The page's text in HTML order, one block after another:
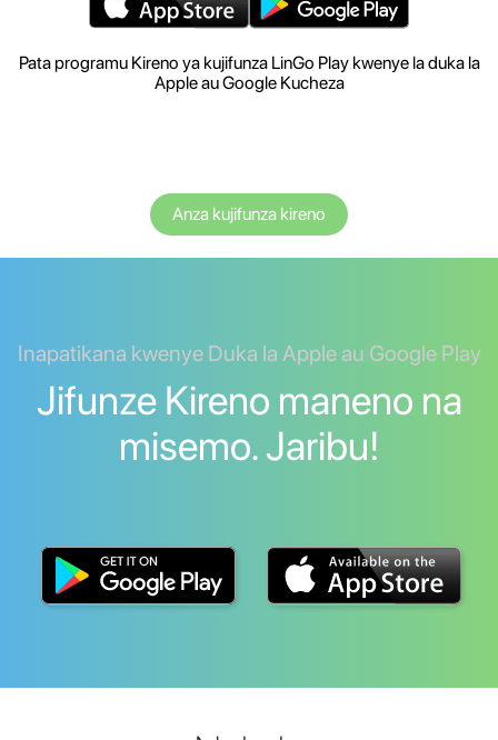
Pata programu Kireno ya kujifunza LinGo Play kwenye la duka la
Apple au Google Kucheza
Anza kujifunza kireno
Inapatikana kwenye Duka la Apple au Google Play
Jifunze Kireno maneno na
misemo. Jaribu!